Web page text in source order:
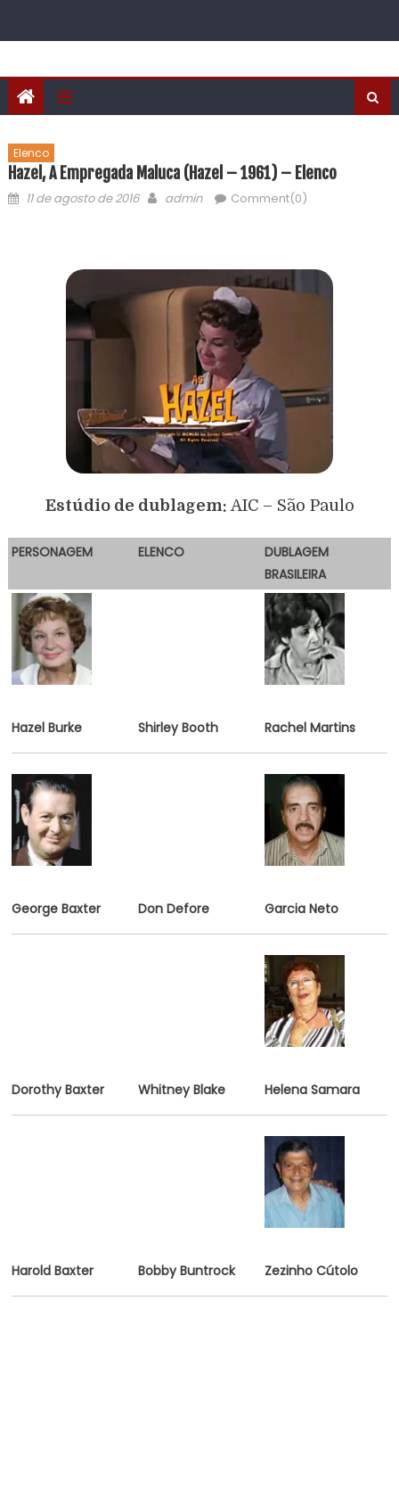
Elenco
Hazel, A Empregada Maluca (Hazel – 1961) – Elenco
11 de agosto de 2016 admin Comment(0)
Estúdio de dublagem: AIC – São Paulo
PERSONAGEM ELENCO
DUBLAGEM
BRASILEIRA
Hazel Burke Shirley Booth Rachel Martins
George Baxter Don Defore Garcia Neto
Dorothy Baxter Whitney Blake Helena Samara
Harold Baxter Bobby Buntrock Zezinho Cútolo